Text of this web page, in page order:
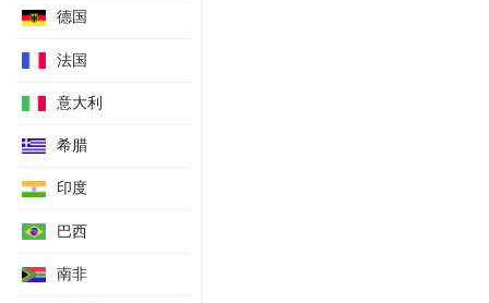
季调后新车销售月率
季调后新车销售年率
PPI季率
零售销售季率
NAB季度商业景气指数
季调后ANZ总招聘广告年率
季调后ANZ网络招聘广告年率
德国
法国
意大利
希腊
印度
巴西
南非